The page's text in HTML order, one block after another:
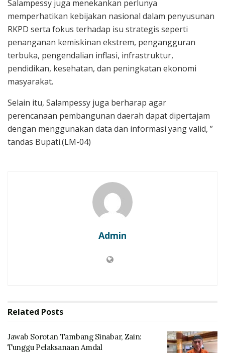
Salampessy juga menekankan perlunya
memperhatikan kebijakan nasional dalam penyusunan
RKPD serta fokus terhadap isu strategis seperti
penanganan kemiskinan ekstrem, pengangguran
terbuka, pengendalian inflasi, infrastruktur,
pendidikan, kesehatan, dan peningkatan ekonomi
masyarakat.
Selain itu, Salampessy juga berharap agar
perencanaan pembangunan daerah dapat dipertajam
dengan menggunakan data dan informasi yang valid, ”
tandas Bupati.(LM-04)
Admin
Related Posts
Jawab Sorotan Tambang Sinabar, Zain:
Tunggu Pelaksanaan Amdal